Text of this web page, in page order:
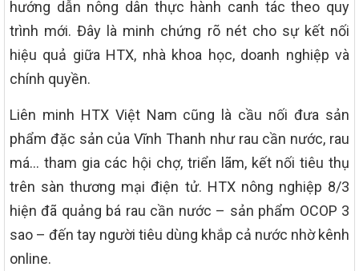
hướng dẫn nông dân thực hành canh tác theo quy
trình mới. Đây là minh chứng rõ nét cho sự kết nối
hiệu quả giữa HTX, nhà khoa học, doanh nghiệp và
chính quyền.
Liên minh HTX Việt Nam cũng là cầu nối đưa sản
phẩm đặc sản của Vĩnh Thanh như rau cần nước, rau
má… tham gia các hội chợ, triển lãm, kết nối tiêu thụ
trên sàn thương mại điện tử. HTX nông nghiệp 8/3
hiện đã quảng bá rau cần nước – sản phẩm OCOP 3
sao – đến tay người tiêu dùng khắp cả nước nhờ kênh
online.